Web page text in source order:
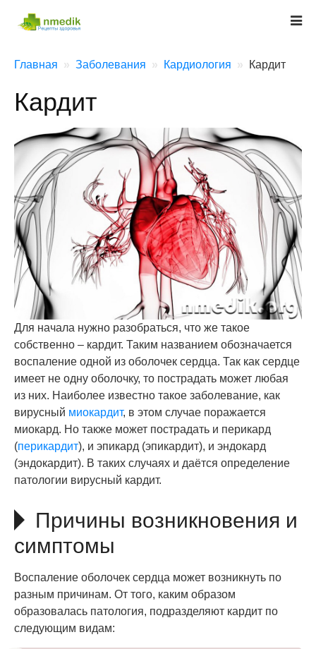
Главная Заболевания Кардиология Кардит
Кардит
Для начала нужно разобраться, что же такое
собственно – кардит. Таким названием обозначается
воспаление одной из оболочек сердца. Так как сердце
имеет не одну оболочку, то пострадать может любая
из них. Наиболее известно такое заболевание, как
вирусный миокардит, в этом случае поражается
миокард. Но также может пострадать и перикард
(перикардит), и эпикард (эпикардит), и эндокард
(эндокардит). В таких случаях и даётся определение
патологии вирусный кардит.
Причины возникновения и
симптомы
Воспаление оболочек сердца может возникнуть по
разным причинам. От того, каким образом
образовалась патология, подразделяют кардит по
следующим видам: